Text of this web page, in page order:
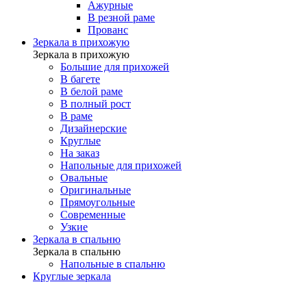
Ажурные
В резной раме
Прованс
Зеркала в прихожую
Зеркала в прихожую
Большие для прихожей
В багете
В белой раме
В полный рост
В раме
Дизайнерские
Круглые
На заказ
Напольные для прихожей
Овальные
Оригинальные
Прямоугольные
Современные
Узкие
Зеркала в спальню
Зеркала в спальню
Напольные в спальню
Круглые зеркала